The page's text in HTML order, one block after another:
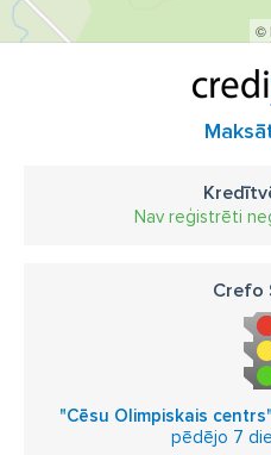
©
Nav reģistrēti
Crefo
"Cēsu Olimpiskais
pēdējo 7